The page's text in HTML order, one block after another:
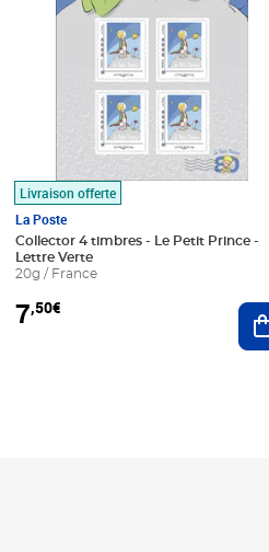
au panier
Livraison offerte
La Poste
Collector 4 timbres - Le Petit Prince -
Lettre Verte
20g / France
7,50€